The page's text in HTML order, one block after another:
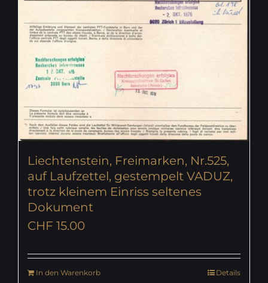
Liechtenstein, Freimarken, Nr.525,
auf Laufzettel, gestempelt VADUZ,
trotz kleinem Einriss seltenes
Dokument
CHF 15.00
In den Warenkorb Details